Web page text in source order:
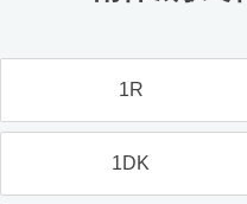
1R
1DK